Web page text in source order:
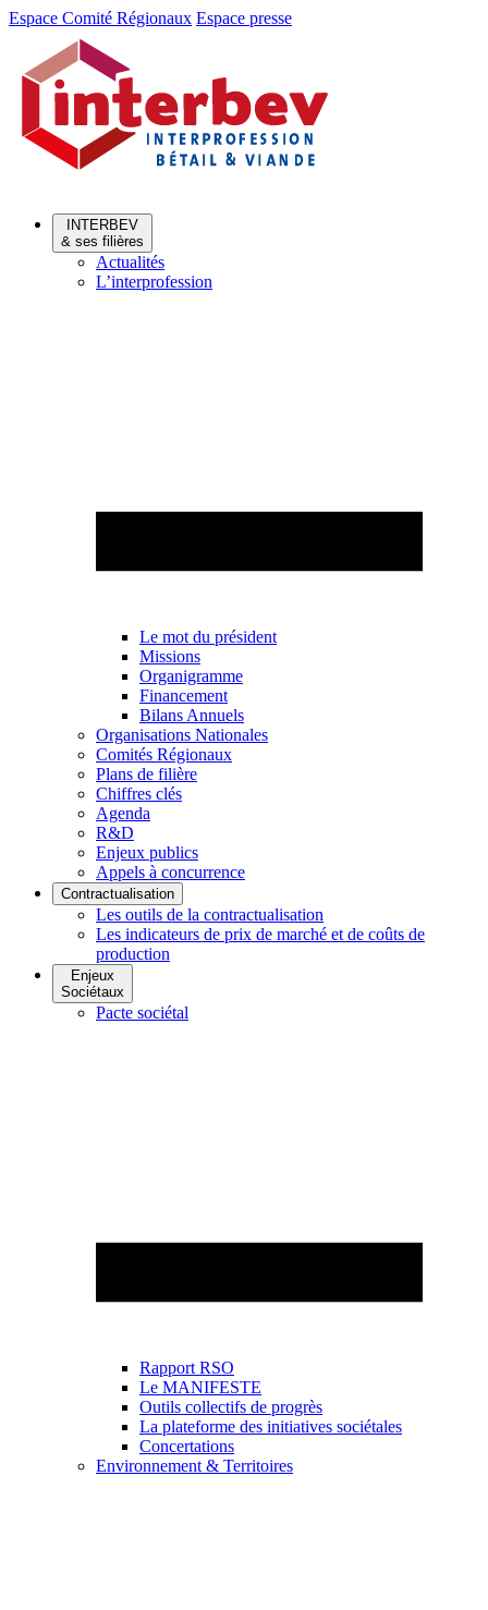
Aller
Aller
contenu
Espace Comité Régionaux Espace presse
INTERBEV
& ses filières
Actualités
L’interprofession
Le mot du président
Missions
Organigramme
Financement
Bilans Annuels
Organisations Nationales
Comités Régionaux
Plans de filière
Chiffres clés
Agenda
R&D
Enjeux publics
Appels à concurrence
Contractualisation
Les outils de la contractualisation
Les indicateurs de prix de marché et de coûts de
production
Enjeux
Sociétaux
Pacte sociétal
Rapport RSO
Le MANIFESTE
Outils collectifs de progrès
La plateforme des initiatives sociétales
Concertations
Environnement & Territoires